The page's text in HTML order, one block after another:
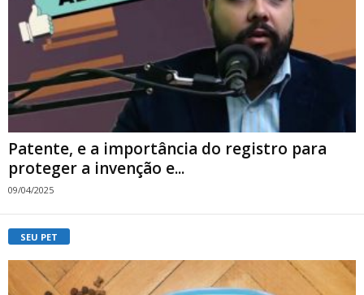
Patente, e a importância do registro para
proteger a invenção e...
09/04/2025
SEU PET